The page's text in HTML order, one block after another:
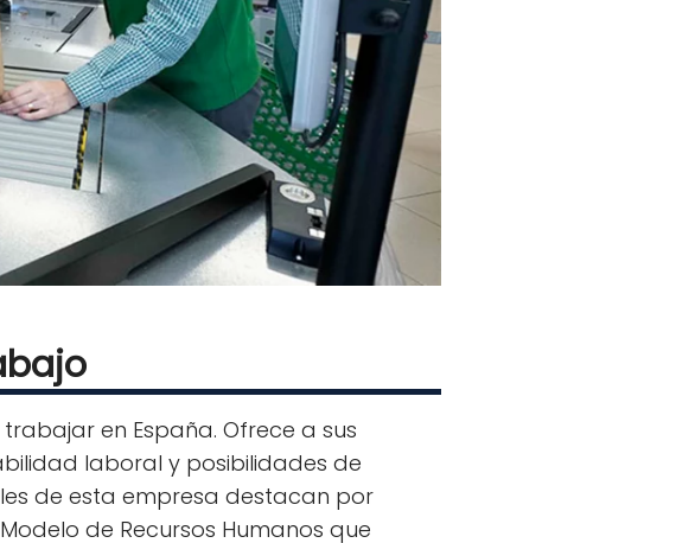
en España. Ofrece a sus
laboral y posibilidades de
de esta empresa destacan por
de Recursos Humanos que